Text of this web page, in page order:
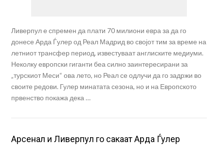
Ливерпул е спремен да плати 70 милиони евра за да го
донесе Арда Ѓулер од Реал Мадрид во својот тим за време на
летниот трансфер период, известуваат англиските медиуми.
Неколку европски гиганти беа силно заинтересирани за
„турскиот Меси“ ова лето, но Реал се одлучи да го задржи во
своите редови. Гулер минатата сезона, но и на Европското
првенство покажа дека …
Арсенал и Ливерпул го сакаат Арда Ѓулер